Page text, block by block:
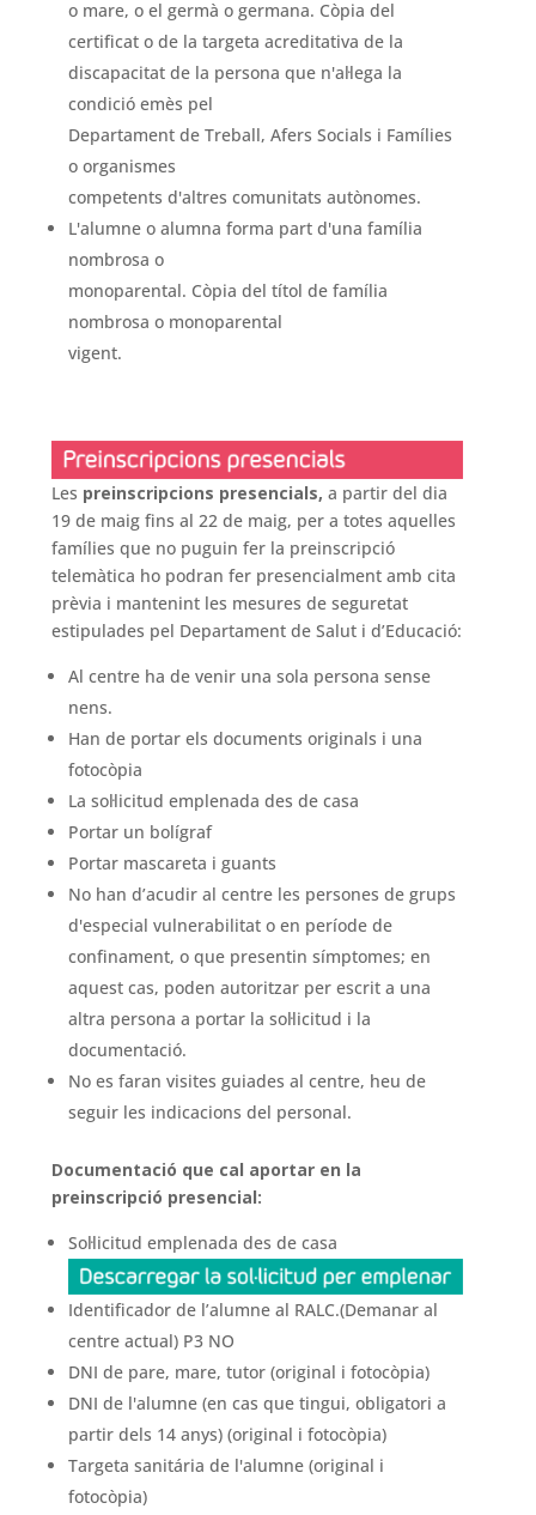
o mare, o el germà o germana. Còpia del
certificat o de la targeta acreditativa de la
discapacitat de la persona que n'al·lega la
condició emès pel
Departament de Treball, Afers Socials i Famílies
o organismes
competents d'altres comunitats autònomes.
L'alumne o alumna forma part d'una família
nombrosa o
monoparental. Còpia del títol de família
nombrosa o monoparental
vigent.
Les preinscripcions presencials, a partir del dia
19 de maig fins al 22 de maig, per a totes aquelles
famílies que no puguin fer la preinscripció
telemàtica ho podran fer presencialment amb cita
prèvia i mantenint les mesures de seguretat
estipulades pel Departament de Salut i d’Educació:
Al centre ha de venir una sola persona sense
nens.
Han de portar els documents originals i una
fotocòpia
La sol·licitud emplenada des de casa
Portar un bolígraf
Portar mascareta i guants
No han d’acudir al centre les persones de grups
d'especial vulnerabilitat o en període de
confinament, o que presentin símptomes; en
aquest cas, poden autoritzar per escrit a una
altra persona a portar la sol·licitud i la
documentació.
No es faran visites guiades al centre, heu de
seguir les indicacions del personal.
Documentació que cal aportar en la
preinscripció presencial:
Sol·licitud emplenada des de casa
Identificador de l’alumne al RALC.(Demanar al
centre actual) P3 NO
DNI de pare, mare, tutor (original i fotocòpia)
DNI de l'alumne (en cas que tingui, obligatori a
partir dels 14 anys) (original i fotocòpia)
Targeta sanitária de l'alumne (original i
fotocòpia)